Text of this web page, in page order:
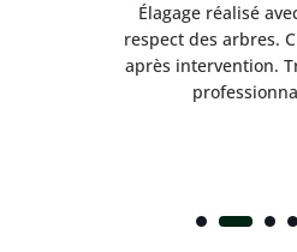
Élagage réalisé
respect des arbres.
après intervention.